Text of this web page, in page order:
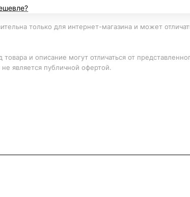
только для интернет-магазина и может
и описание могут отличаться от
является публичной офертой.